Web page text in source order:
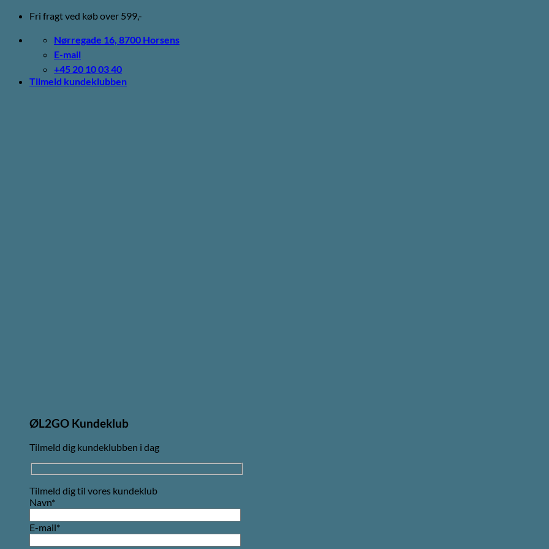
Fortsæt
indhold
Fri fragt ved køb over 599,-
Nørregade 16, 8700 Horsens
E-mail
+45 20 10 03 40
Tilmeld kundeklubben
ØL2GO Kundeklub
Tilmeld dig kundeklubben i dag
Tilmeld dig til vores kundeklub
Navn*
E-mail*